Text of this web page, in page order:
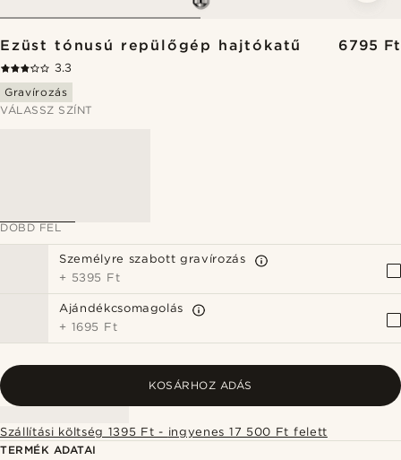
Ezüst tónusú repülőgép hajtókatű 6795 Ft
3.3
Gravírozás
VÁLASSZ SZÍNT
DOBD FEL
Személyre szabott gravírozás
+ 5395 Ft
Ajándékcsomagolás
+ 1695 Ft
KOSÁRHOZ ADÁS
Szállítási költség 1395 Ft - ingyenes 17 500 Ft felett
TERMÉK ADATAI